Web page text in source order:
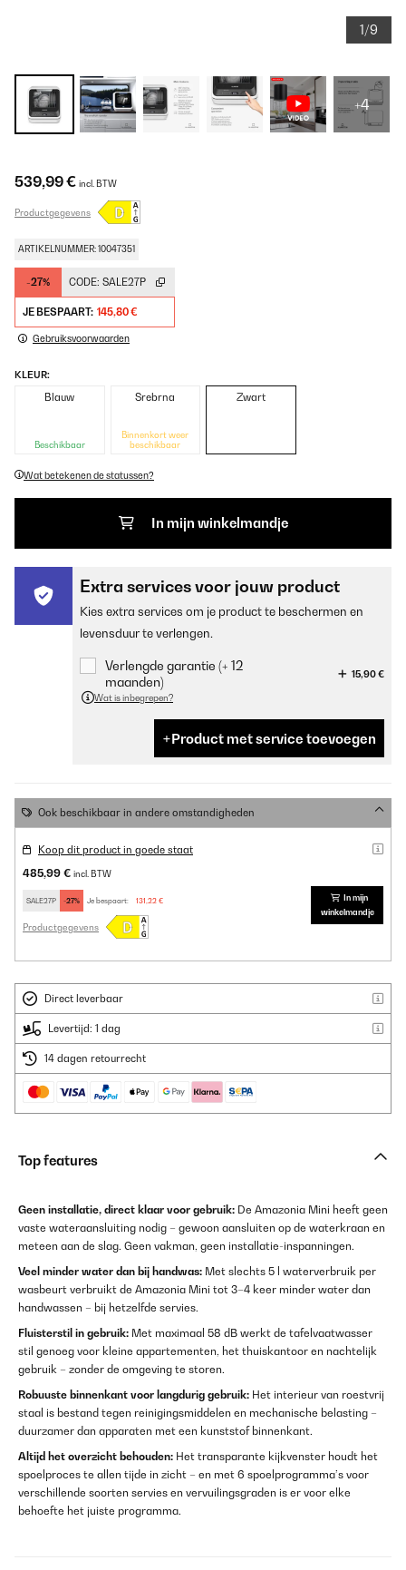
1/9
+4
539,99 € incl. BTW
Productgegevens
ARTIKELNUMMER: 10047351
-27% CODE: SALE27P
JE BESPAART: 145,80 €
Gebruiksvoorwaarden
KLEUR:
Blauw
Beschikbaar
Srebrna
Binnenkort weer
beschikbaar
Zwart
Wat betekenen de statussen?
In mijn winkelmandje
Extra services voor jouw product
Kies extra services om je product te beschermen en
levensduur te verlengen.
Verlengde garantie (+ 12
maanden)
15,90 €
Wat is inbegrepen?
Product met service toevoegen
Ook beschikbaar in andere omstandigheden
Koop dit product in goede staat
485,99 € incl. BTW
SALE27P -27% Je bespaart: 131,22 €
Productgegevens
In mijn
winkelmandje
Direct leverbaar
Levertijd: 1 dag
14 dagen retourrecht
Top features
Geen installatie, direct klaar voor gebruik: De Amazonia Mini heeft geen
vaste wateraansluiting nodig – gewoon aansluiten op de waterkraan en
meteen aan de slag. Geen vakman, geen installatie-inspanningen.
Veel minder water dan bij handwas: Met slechts 5 l waterverbruik per
wasbeurt verbruikt de Amazonia Mini tot 3–4 keer minder water dan
handwassen – bij hetzelfde servies.
Fluisterstil in gebruik: Met maximaal 58 dB werkt de tafelvaatwasser
stil genoeg voor kleine appartementen, het thuiskantoor en nachtelijk
gebruik – zonder de omgeving te storen.
Robuuste binnenkant voor langdurig gebruik: Het interieur van roestvrij
staal is bestand tegen reinigingsmiddelen en mechanische belasting –
duurzamer dan apparaten met een kunststof binnenkant.
Altijd het overzicht behouden: Het transparante kijkvenster houdt het
spoelproces te allen tijde in zicht – en met 6 spoelprogramma’s voor
verschillende soorten servies en vervuilingsgraden is er voor elke
behoefte het juiste programma.